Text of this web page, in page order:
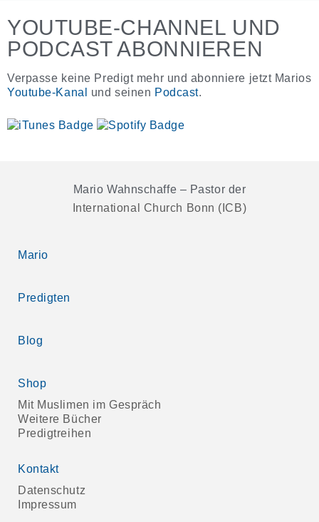
YOUTUBE-CHANNEL UND
PODCAST ABONNIEREN
Verpasse keine Predigt mehr und abonniere jetzt Marios
Youtube-Kanal
und seinen Podcast.
Mario Wahnschaffe – Pastor der
International Church Bonn (ICB)
Mario
Predigten
Blog
Shop
Mit Muslimen im Gespräch
Weitere Bücher
Predigtreihen
Kontakt
Datenschutz
Impressum